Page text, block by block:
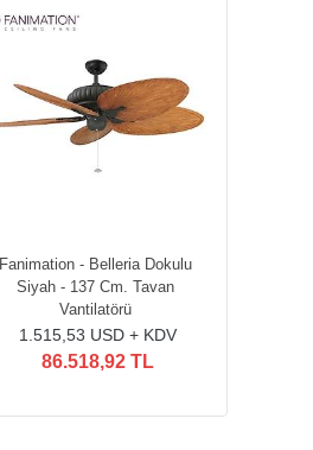
Fanimation - Belleria Dokulu
Siyah - 137 Cm. Tavan
Vantilatörü
1.515,53 USD + KDV
86.518,92 TL